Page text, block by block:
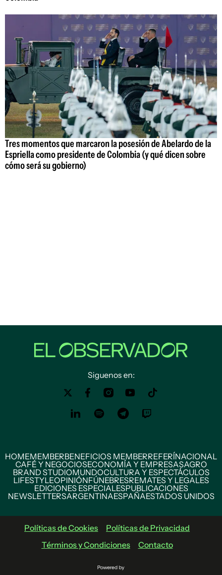
Tres momentos que marcaron la posesión de Abelardo de la
Espriella como presidente de Colombia (y qué dicen sobre
cómo será su gobierno)
Siguenos en:
HOMEMEMBERBENEFICIOS MEMBERREFERÍNACIONAL
CAFÉ Y NEGOCIOSECONOMÍA Y EMPRESASAGRO
BRAND STUDIOMUNDOCULTURA Y ESPECTÁCULOS
LIFESTYLEOPINIÓNFÚNEBRESREMATES Y LEGALES
EDICIONES ESPECIALESPUBLICACIONES
NEWSLETTERSARGENTINAESPAÑAESTADOS UNIDOS
Políticas de Cookies
Políticas de Privacidad
Términos y Condiciones
Contacto